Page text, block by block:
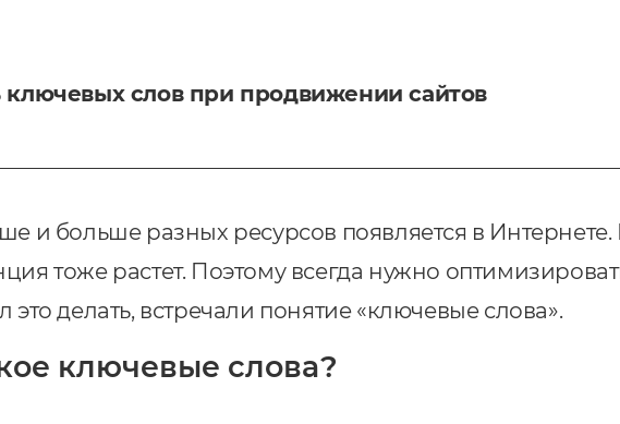
ключевых слов при продвижении сайтов
и больше разных ресурсов появляется в Интернете.
тоже растет. Поэтому всегда нужно
это делать, встречали понятие «ключевые слова».
ключевые слова?